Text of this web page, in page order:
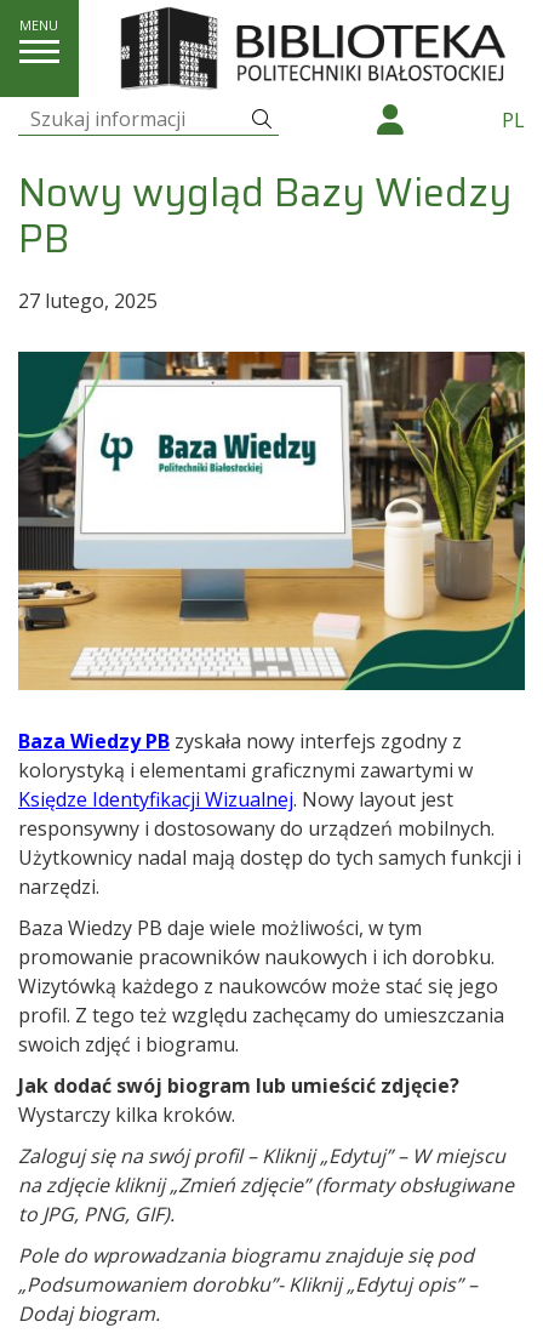
Szukaj: PL
Aktualności Nowy wygląd Bazy Wiedzy PB
Nowy wygląd Bazy Wiedzy
PB
27 lutego, 2025
Baza Wiedzy PB zyskała nowy interfejs zgodny z
kolorystyką i elementami graficznymi zawartymi w
Księdze Identyfikacji Wizualnej. Nowy layout jest
responsywny i dostosowany do urządzeń mobilnych.
Użytkownicy nadal mają dostęp do tych samych funkcji i
narzędzi.
Baza Wiedzy PB daje wiele możliwości, w tym
promowanie pracowników naukowych i ich dorobku.
Wizytówką każdego z naukowców może stać się jego
profil. Z tego też względu zachęcamy do umieszczania
swoich zdjęć i biogramu.
Jak dodać swój biogram lub umieścić zdjęcie?
Wystarczy kilka kroków.
Zaloguj się na swój profil – Kliknij „Edytuj” – W miejscu
na zdjęcie kliknij „Zmień zdjęcie” (formaty obsługiwane
to JPG, PNG, GIF).
Pole do wprowadzania biogramu znajduje się pod
„Podsumowaniem dorobku”- Kliknij „Edytuj opis” –
Dodaj biogram.